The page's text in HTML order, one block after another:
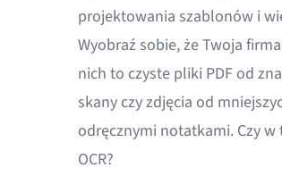
projektowania szablonów i
Wyobraź sobie, że Twoja
nich to czyste pliki PDF od
skany czy zdjęcia od
odręcznymi notatkami. Czy w
OCR?